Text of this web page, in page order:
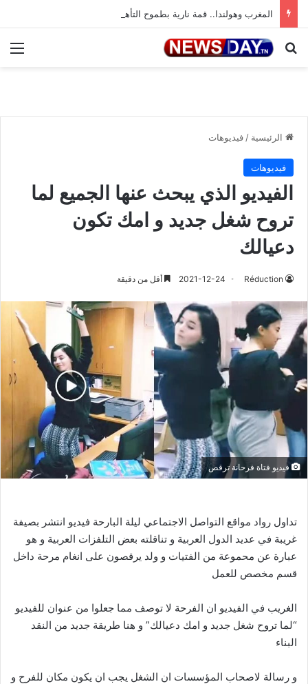
المغرب وهولندا.. قمة نارية بطموح التأهل إلى ثمن النهائي
بحث عن
الرئيسية / فيديوهات
فيديوهات
الفيديو الذي يبحث عنها الجميع لما
تروح شغل جديد و امك تكون
دعيالك
Réduction
2021-12-24 أقل من دقيقة
فيديو فتاة فرحانة ترقص
تداول رواد مواقع التواصل الاجتماعي ليلة البارحة فيديو انتشر بصيفة
غريبة في عديد الدول العربية و تناقلته بعض التلفزات العربية و هو
عبارة عن محموعة من الفتيات و ولد يرقصون على انغام مرحة داخل
قسم مخصص للعمل
الغريب في الفيديو ان الفرحة لا توصف مما جعلوا من عنوان للفيديو
“لما تروح شغل جديد و امك دعيالك” و هنا طريقة جديد من النقد
البناء
و رسالة لاصحاب المؤسسات ان الشغل يجب ان يكون مكان للفرح و